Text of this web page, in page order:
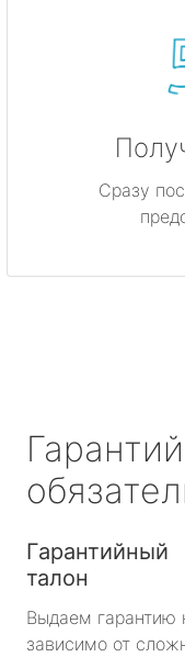
Сразу
Гарантийный
талон
Выдаем гарантию
зависимо от